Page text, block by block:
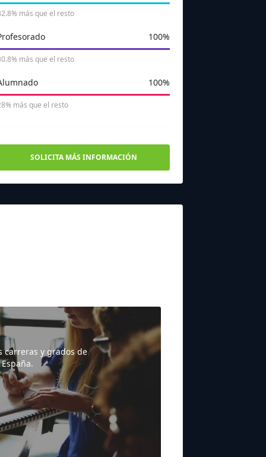
más que el resto
100%
más que el resto
100%
más que el resto
SOLICITA MÁS INFORMACIÓN
carreras y grados de